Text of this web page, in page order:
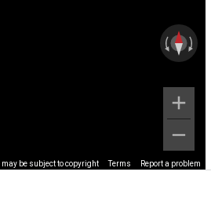
may be subject to copyright Terms Report a problem